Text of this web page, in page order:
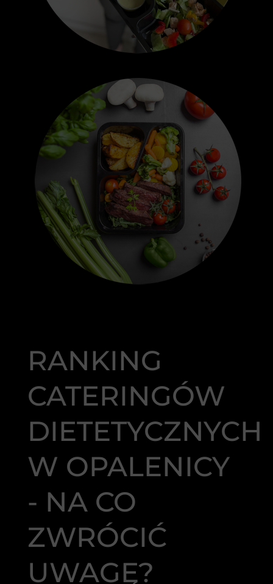
RANKING
CATERINGÓW
DIETETYCZNYCH
W OPALENICY
- NA CO
ZWRÓCIĆ
UWAGĘ?